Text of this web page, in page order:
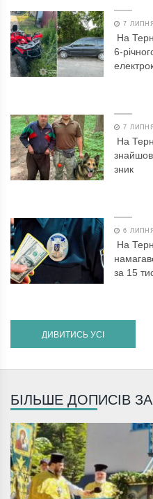
7
На
6-
7
На
знайшов
зник
6
На
за 15
ДИВИТИСЬ УСІ
БІЛЬШЕ ДОПИСІВ